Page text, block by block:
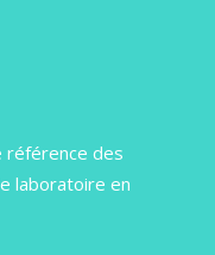
référence des
laboratoire en